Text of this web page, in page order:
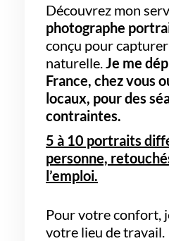
Découvrez mon
photographe
conçu pour
naturelle. Je me
France, chez vous
locaux, pour des
contraintes.
5 à 10 portraits
personne,
l’emploi.
Pour votre confort,
votre lieu de travail.